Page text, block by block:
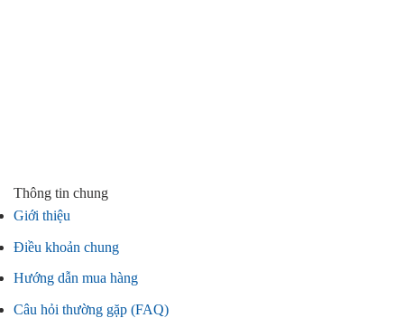
Thông tin chung
Giới thiệu
Điều khoản chung
Hướng dẫn mua hàng
Câu hỏi thường gặp (FAQ)